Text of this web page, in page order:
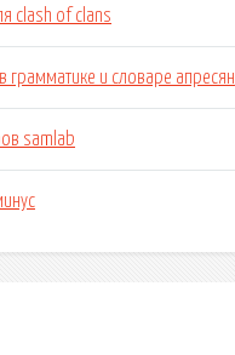
clash of clans
грамматике и словаре апресян
samlab